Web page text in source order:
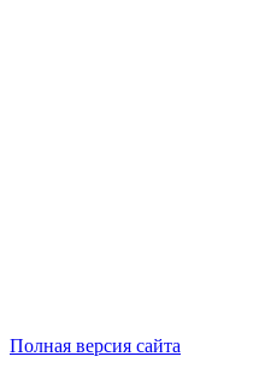
Полная версия сайта